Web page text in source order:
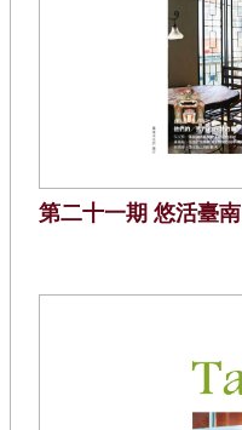
第二十一期 悠活臺南